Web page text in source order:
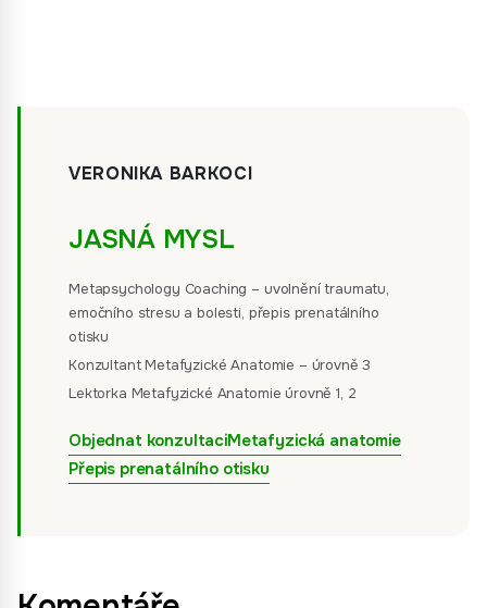
VERONIKA BARKOCI
JASNÁ MYSL
Metapsychology Coaching – uvolnění traumatu,
emočního stresu a bolesti, přepis prenatálního
otisku
Konzultant Metafyzické Anatomie – úrovně 3
Lektorka Metafyzické Anatomie úrovně 1, 2
Objednat konzultaciMetafyzická anatomie
Přepis prenatálního otisku